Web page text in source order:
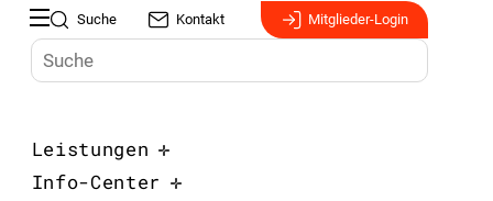
Suche Kontakt Mitglieder-Login
Leistungen
Info-Center